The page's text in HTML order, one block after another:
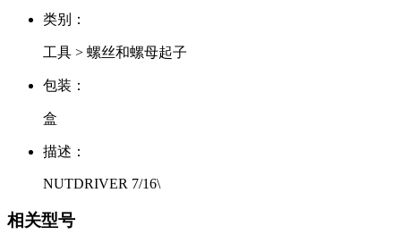
类别：
工具 > 螺丝和螺母起子
包装：
盒
描述：
NUTDRIVER 7/16\
相关型号